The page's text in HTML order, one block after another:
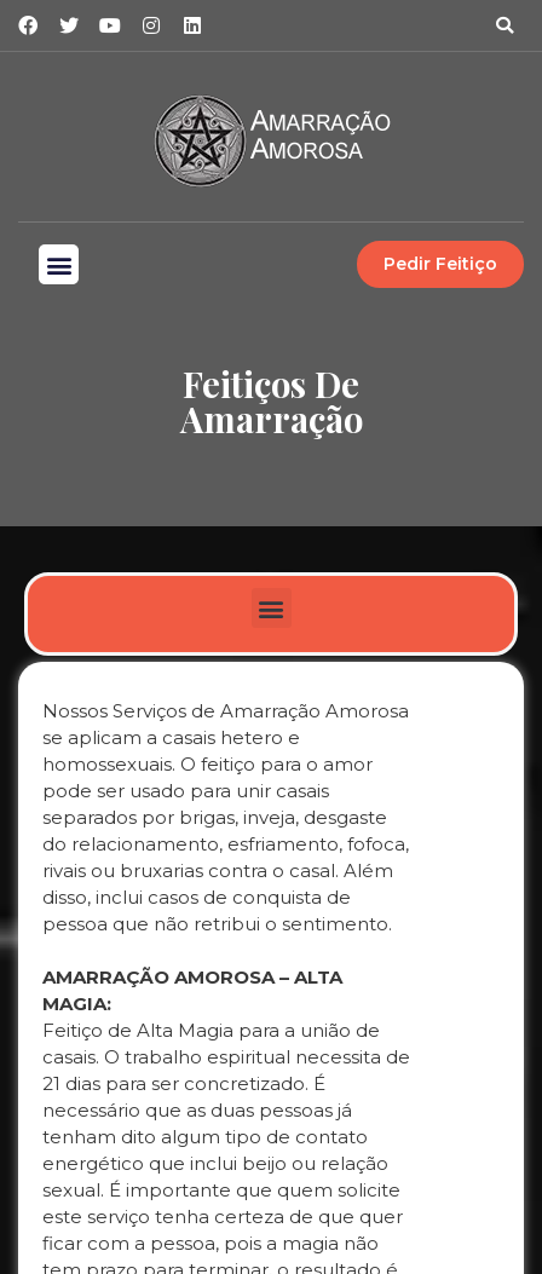
Pedir Feitiço
Feitiços De
Amarração
Nossos Serviços de Amarração Amorosa
se aplicam a casais hetero e
homossexuais. O feitiço para o amor
pode ser usado para unir casais
separados por brigas, inveja, desgaste
do relacionamento, esfriamento, fofoca,
rivais ou bruxarias contra o casal. Além
disso, inclui casos de conquista de
pessoa que não retribui o sentimento.
AMARRAÇÃO AMOROSA – ALTA
MAGIA:
Feitiço de Alta Magia para a união de
casais. O trabalho espiritual necessita de
21 dias para ser concretizado. É
necessário que as duas pessoas já
tenham dito algum tipo de contato
energético que inclui beijo ou relação
sexual. É importante que quem solicite
este serviço tenha certeza de que quer
ficar com a pessoa, pois a magia não